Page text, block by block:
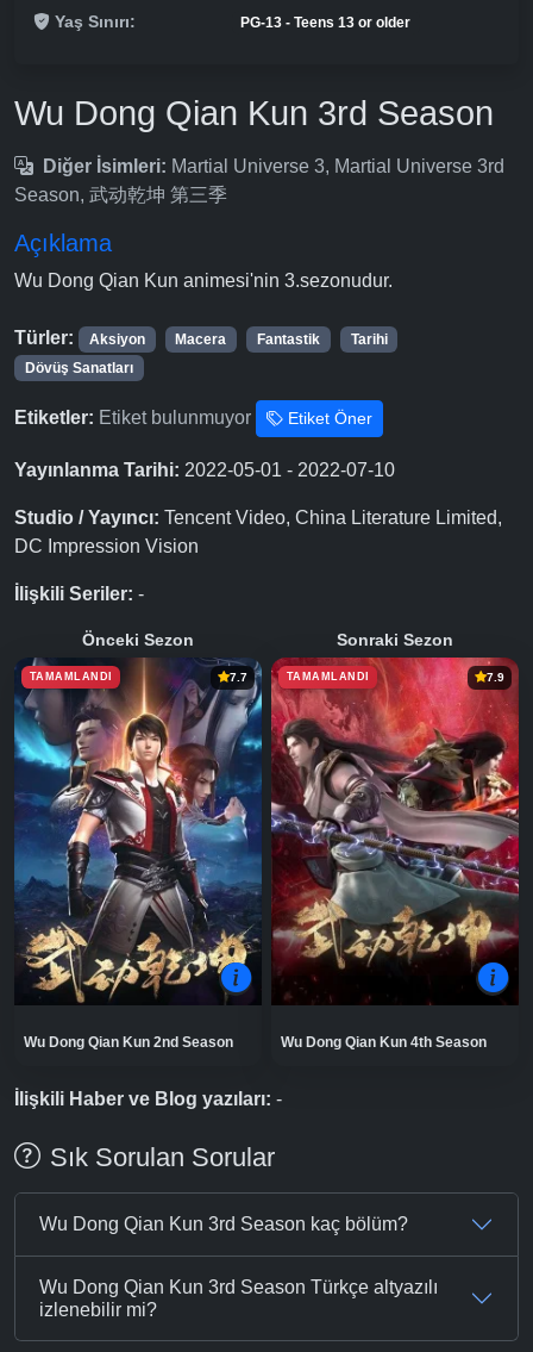
Yaş Sınırı: PG-13 - Teens 13 or older
Wu Dong Qian Kun 3rd Season
Diğer İsimleri: Martial Universe 3, Martial Universe 3rd
Season, 武动乾坤 第三季
Açıklama
Wu Dong Qian Kun animesi'nin 3.sezonudur.
Türler: Aksiyon Macera Fantastik
Tarihi
Dövüş Sanatları
Etiketler: Etiket bulunmuyor Etiket Öner
Yayınlanma Tarihi: 2022-05-01 - 2022-07-10
Studio / Yayıncı: Tencent Video, China Literature Limited,
DC Impression Vision
İlişkili Seriler: -
Önceki Sezon
TAMAMLANDI 7.7
Wu Dong Qian Kun 2nd Season
Sonraki Sezon
TAMAMLANDI 7.9
Wu Dong Qian Kun 4th Season
İlişkili Haber ve Blog yazıları: -
Sık Sorulan Sorular
Wu Dong Qian Kun 3rd Season kaç bölüm?
Wu Dong Qian Kun 3rd Season Türkçe altyazılı
izlenebilir mi?